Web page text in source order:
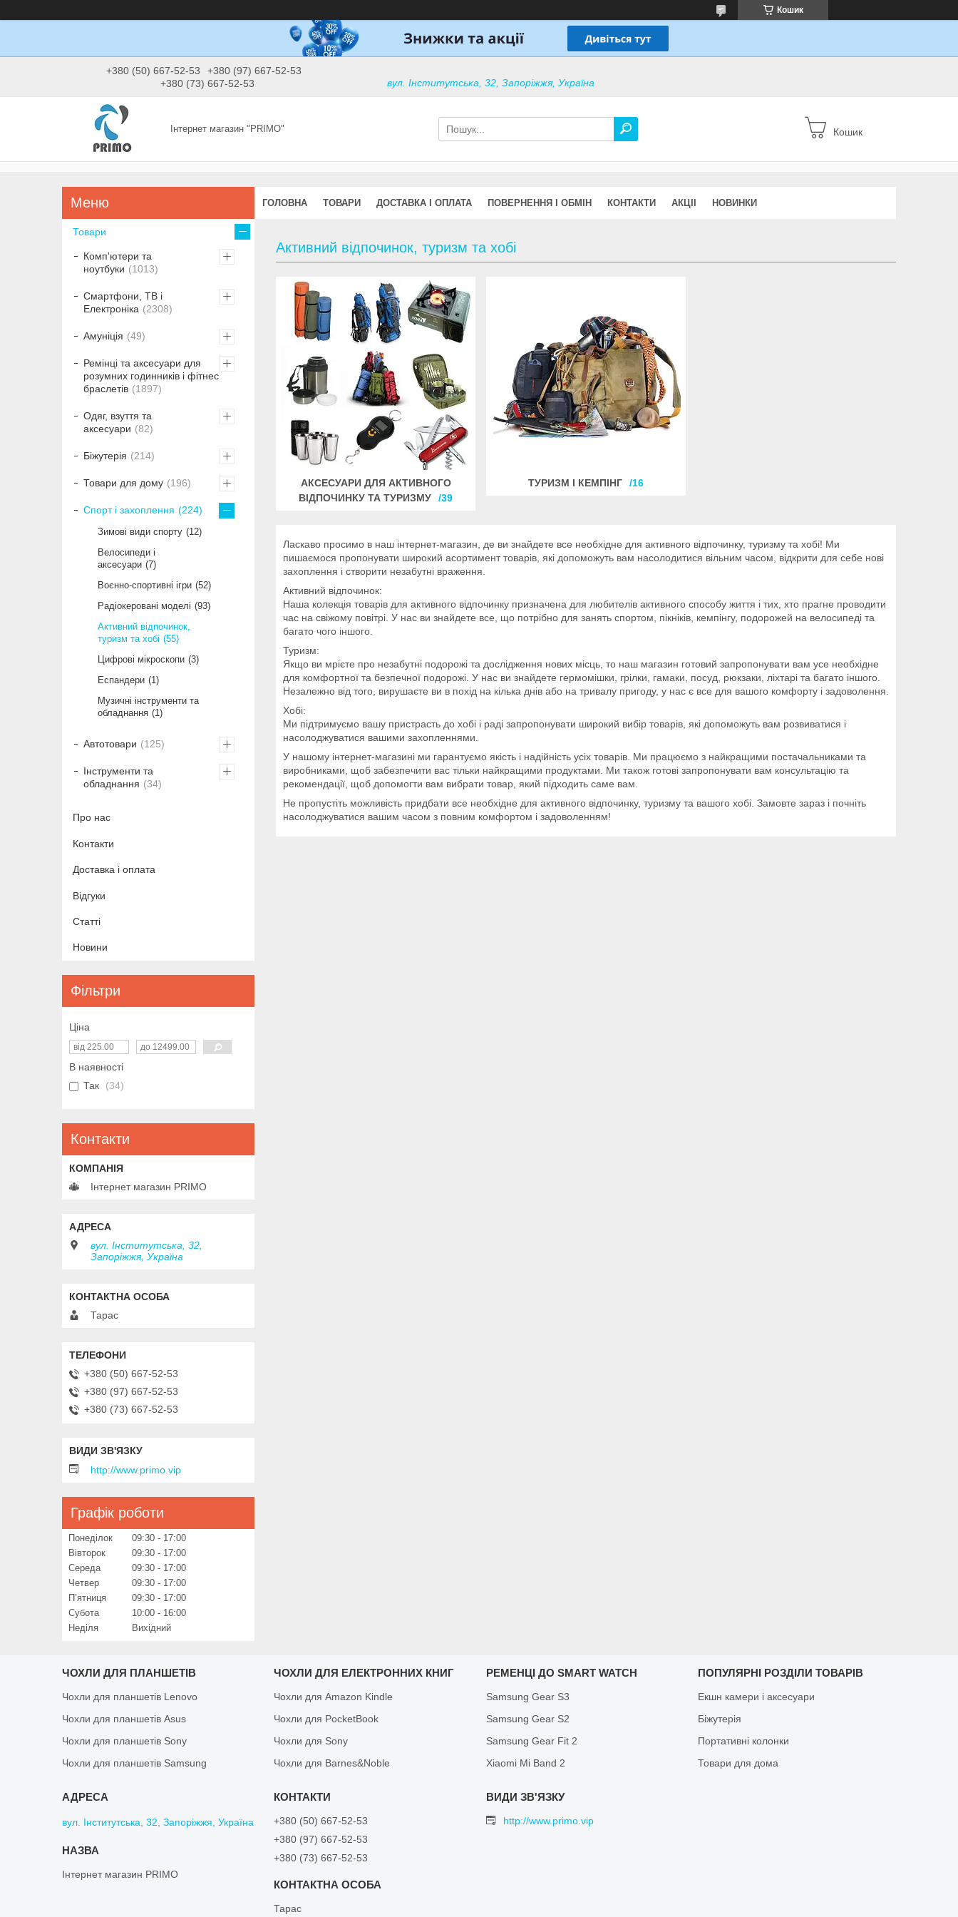
Кошик
+380 (50) 667-52-53
+380 (97) 667-52-53
+380 (73) 667-52-53
вул. Інститутська, 32, Запоріжжя, Україна
Інтернет магазин "PRIMO" Кошик
ГОЛОВНА ТОВАРИ ДОСТАВКА І ОПЛАТА ПОВЕРНЕННЯ І ОБМІН КОНТАКТИ АКЦІІ НОВИНКИ
Активний відпочинок, туризм та хобі
АКСЕСУАРИ ДЛЯ АКТИВНОГО
ВІДПОЧИНКУ ТА ТУРИЗМУ
39
ТУРИЗМ І КЕМПІНГ 16
Ласкаво просимо в наш інтернет-магазин, де ви знайдете все необхідне для активного відпочинку, туризму та хобі! Ми
пишаємося пропонувати широкий асортимент товарів, які допоможуть вам насолодитися вільним часом, відкрити для себе нові
захоплення і створити незабутні враження.
Активний відпочинок:
Наша колекція товарів для активного відпочинку призначена для любителів активного способу життя і тих, хто прагне проводити
час на свіжому повітрі. У нас ви знайдете все, що потрібно для занять спортом, пікніків, кемпінгу, подорожей на велосипеді та
багато чого іншого.
Туризм:
Якщо ви мрієте про незабутні подорожі та дослідження нових місць, то наш магазин готовий запропонувати вам усе необхідне
для комфортної та безпечної подорожі. У нас ви знайдете гермомішки, грілки, гамаки, посуд, рюкзаки, ліхтарі та багато іншого.
Незалежно від того, вирушаєте ви в похід на кілька днів або на тривалу пригоду, у нас є все для вашого комфорту і задоволення.
Хобі:
Ми підтримуємо вашу пристрасть до хобі і раді запропонувати широкий вибір товарів, які допоможуть вам розвиватися і
насолоджуватися вашими захопленнями.
У нашому інтернет-магазині ми гарантуємо якість і надійність усіх товарів. Ми працюємо з найкращими постачальниками та
виробниками, щоб забезпечити вас тільки найкращими продуктами. Ми також готові запропонувати вам консультацію та
рекомендації, щоб допомогти вам вибрати товар, який підходить саме вам.
Не пропустіть можливість придбати все необхідне для активного відпочинку, туризму та вашого хобі. Замовте зараз і почніть
насолоджуватися вашим часом з повним комфортом і задоволенням!
Товари
Комп'ютери та
ноутбуки
1013
Смартфони, ТВ і
Електроніка
2308
Амуніція 49
Ремінці та аксесуари для
розумних годинників і фітнес
браслетів
1897
Одяг, взуття та
аксесуари
82
Біжутерія 214
Товари для дому 196
Спорт і захоплення 224
Зимові види спорту
12
Велосипеди і
аксесуари 7
Воєнно-спортивні ігри 52
Радіокеровані моделі
93
Активний відпочинок,
туризм та хобі
55
Цифрові мікроскопи 3
Еспандери
1
Музичні інструменти та
обладнання
1
Автотовари 125
Інструменти та
обладнання
34
Про нас
Контакти
Доставка і оплата
Відгуки
Статті
Новини
Фільтри
Ціна
В наявності
Так
34
Контакти
Інтернет магазин PRIMO
вул. Інститутська, 32,
Запоріжжя, Україна
Тарас
+380 (50) 667-52-53
+380 (97) 667-52-53
+380 (73) 667-52-53
http://www.primo.vip
Графік роботи
Понеділок 09:30
17:00
Вівторок
09:30
17:00
Середа
09:30
17:00
Четвер
09:30
17:00
Пʼятниця
09:30
17:00
Субота
10:00
16:00
Неділя
Вихідний
ЧОХЛИ ДЛЯ ПЛАНШЕТІВ
Чохли для планшетів Lenovo
Чохли для планшетів Asus
Чохли для планшетів Sony
Чохли для планшетів Samsung
ЧОХЛИ ДЛЯ ЕЛЕКТРОННИХ КНИГ
Чохли для Amazon Kindle
Чохли для PocketBook
Чохли для Sony
Чохли для Barnes&Noble
РЕМЕНЦІ ДО SMART WATCH
Samsung Gear S3
Samsung Gear S2
Samsung Gear Fit 2
Xiaomi Mi Band 2
ПОПУЛЯРНІ РОЗДІЛИ ТОВАРІВ
Екшн камери і аксесуари
Біжутерія
Портативні колонки
Товари для дома
вул. Інститутська, 32, Запоріжжя, Україна
Інтернет магазин PRIMO
+380 (50) 667-52-53
+380 (97) 667-52-53
+380 (73) 667-52-53
Тарас
http://www.primo.vip